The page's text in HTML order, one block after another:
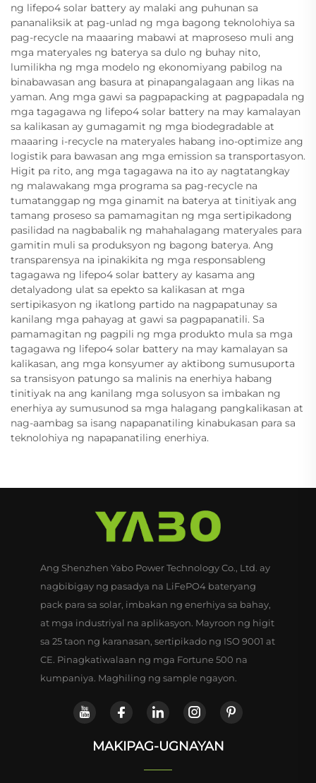
ng lifepo4 solar battery ay malaki ang puhunan sa
pananaliksik at pag-unlad ng mga bagong teknolohiya sa
pag-recycle na maaaring mabawi at maproseso muli ang
mga materyales ng baterya sa dulo ng buhay nito,
lumilikha ng mga modelo ng ekonomiyang pabilog na
binabawasan ang basura at pinapangalagaan ang likas na
yaman. Ang mga gawi sa pagpapacking at pagpapadala ng
mga tagagawa ng lifepo4 solar battery na may kamalayan
sa kalikasan ay gumagamit ng mga biodegradable at
maaaring i-recycle na materyales habang ino-optimize ang
logistik para bawasan ang mga emission sa transportasyon.
Higit pa rito, ang mga tagagawa na ito ay nagtatangkay
ng malawakang mga programa sa pag-recycle na
tumatanggap ng mga ginamit na baterya at tinitiyak ang
tamang proseso sa pamamagitan ng mga sertipikadong
pasilidad na nagbabalik ng mahahalagang materyales para
gamitin muli sa produksyon ng bagong baterya. Ang
transparensya na ipinakikita ng mga responsableng
tagagawa ng lifepo4 solar battery ay kasama ang
detalyadong ulat sa epekto sa kalikasan at mga
sertipikasyon ng ikatlong partido na nagpapatunay sa
kanilang mga pahayag at gawi sa pagpapanatili. Sa
pamamagitan ng pagpili ng mga produkto mula sa mga
tagagawa ng lifepo4 solar battery na may kamalayan sa
kalikasan, ang mga konsyumer ay aktibong sumusuporta
sa transisyon patungo sa malinis na enerhiya habang
tinitiyak na ang kanilang mga solusyon sa imbakan ng
enerhiya ay sumusunod sa mga halagang pangkalikasan at
nag-aambag sa isang napapanatiling kinabukasan para sa
teknolohiya ng napapanatiling enerhiya.
Ang Shenzhen Yabo Power Technology Co., Ltd. ay
nagbibigay ng pasadya na LiFePO4 bateryang
pack para sa solar, imbakan ng enerhiya sa bahay,
at mga industriyal na aplikasyon. Mayroon ng higit
sa 25 taon ng karanasan, sertipikado ng ISO 9001 at
CE. Pinagkatiwalaan ng mga Fortune 500 na
kumpaniya. Maghiling ng sample ngayon.
MAKIPAG-UGNAYAN